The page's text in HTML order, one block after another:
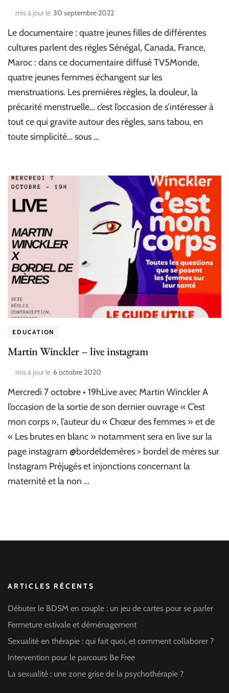
mis à jour le 30 septembre 2022
Le documentaire : quatre jeunes filles de différentes
cultures parlent des règles Sénégal, Canada, France,
Maroc : dans ce documentaire diffusé TV5Monde,
quatre jeunes femmes échangent sur les
menstruations. Les premières règles, la douleur, la
précarité menstruelle… c’est l’occasion de s’intéresser à
tout ce qui gravite autour des règles, sans tabou, en
toute simplicité… sous …
EDUCATION
Martin Winckler – live instagram
mis à jour le 6 octobre 2020
Mercredi 7 octobre • 19hLive avec Martin Winckler A
l’occasion de la sortie de son dernier ouvrage « C’est
mon corps », l’auteur du « Chœur des femmes » et de
« Les brutes en blanc » notamment sera en live sur la
page instagram @bordeldemères > bordel de mères sur
Instagram Préjugés et injonctions concernant la
maternité et la non …
ARTICLES RÉCENTS
Débuter le BDSM en couple : un jeu de cartes pour se parler
Fermeture estivale et déménagement
Sexualité en thérapie : qui fait quoi, et comment collaborer ?
Intervention pour le parcours Be Free
La sexualité : une zone grise de la psychothérapie ?